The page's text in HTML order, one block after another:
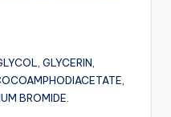
GLYCERIN,
BROMIDE.